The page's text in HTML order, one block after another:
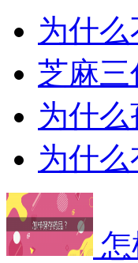
为什
芝麻
为什
为什
怎